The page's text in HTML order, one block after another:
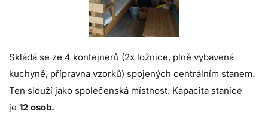
Skládá se ze 4 kontejnerů (2x ložnice, plně vybavená
kuchyně, přípravna vzorků) spojených centrálním stanem.
Ten slouží jako společenská místnost. Kapacita stanice
je 12 osob.